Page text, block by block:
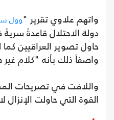
واتهم علاوي تقرير "وول
دولة الاحتلال قاعدةً
حاول تصوير العراقيين
واصفاً ذلك بأنه "كلام
واللافت في تصريحات
القوة التي حاولت